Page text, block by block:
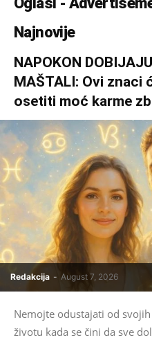
Najnovije
NAPOKON
MAŠTALI: Ovi znaci
osetiti moć karme
Redakcija - August 7, 2026
Nemojte odustajati od
životu kada se čini da sve